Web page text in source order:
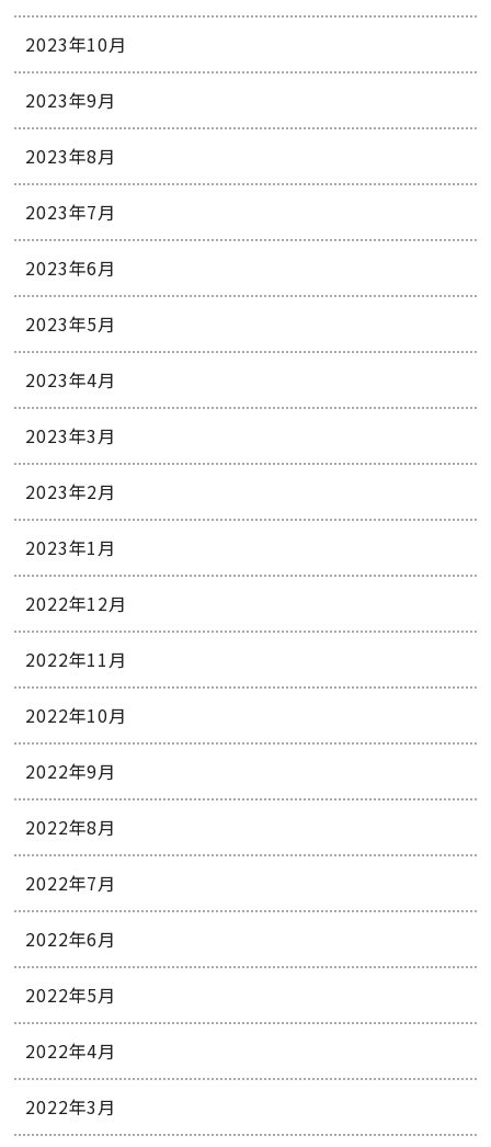
2023年10月
2023年9月
2023年8月
2023年7月
2023年6月
2023年5月
2023年4月
2023年3月
2023年2月
2023年1月
2022年12月
2022年11月
2022年10月
2022年9月
2022年8月
2022年7月
2022年6月
2022年5月
2022年4月
2022年3月